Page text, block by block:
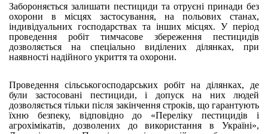
Забороняється залишати пестициди та отруєні принади без
охорони в місцях застосування, на польових станах,
індивідуальних господарствах та інших місцях. У період
проведення робіт тимчасове збереження пестицидів
дозволяється на спеціально виділених ділянках, при
наявності надійного укриття та охорони.
Проведення сільськогосподарських робіт на ділянках, де
були застосовані пестициди, і допуск на них людей
дозволяється тільки після закінчення строків, що гарантують
їхню безпеку, відповідно до «Переліку пестицидів і
агрохімікатів, дозволених до використання в Україні»,